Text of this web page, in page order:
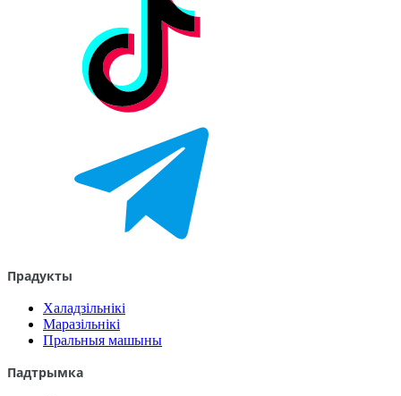
Прадукты
Халадзільнікі
Маразільнікі
Пральныя машыны
Падтрымка